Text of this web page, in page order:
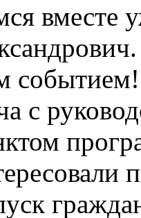
вместе
событием!
с